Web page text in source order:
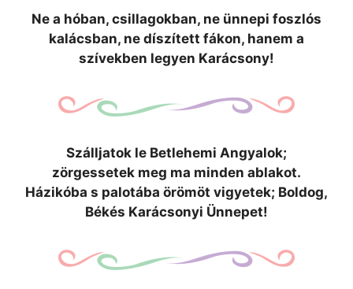
Ne a hóban, csillagokban, ne ünnepi foszlós
kalácsban, ne díszített fákon, hanem a
szívekben legyen Karácsony!
Szálljatok le Betlehemi Angyalok;
zörgessetek meg ma minden ablakot.
Házikóba s palotába örömöt vigyetek; Boldog,
Békés Karácsonyi Ünnepet!